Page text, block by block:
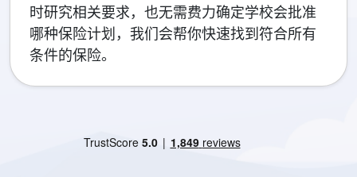
时研究相关要求，也无需费力确定学校会批准
哪种保险计划，我们会帮你快速找到符合所有
条件的保险。